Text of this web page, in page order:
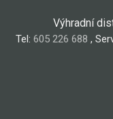
Výhradní
Tel: 605 226 688 ,